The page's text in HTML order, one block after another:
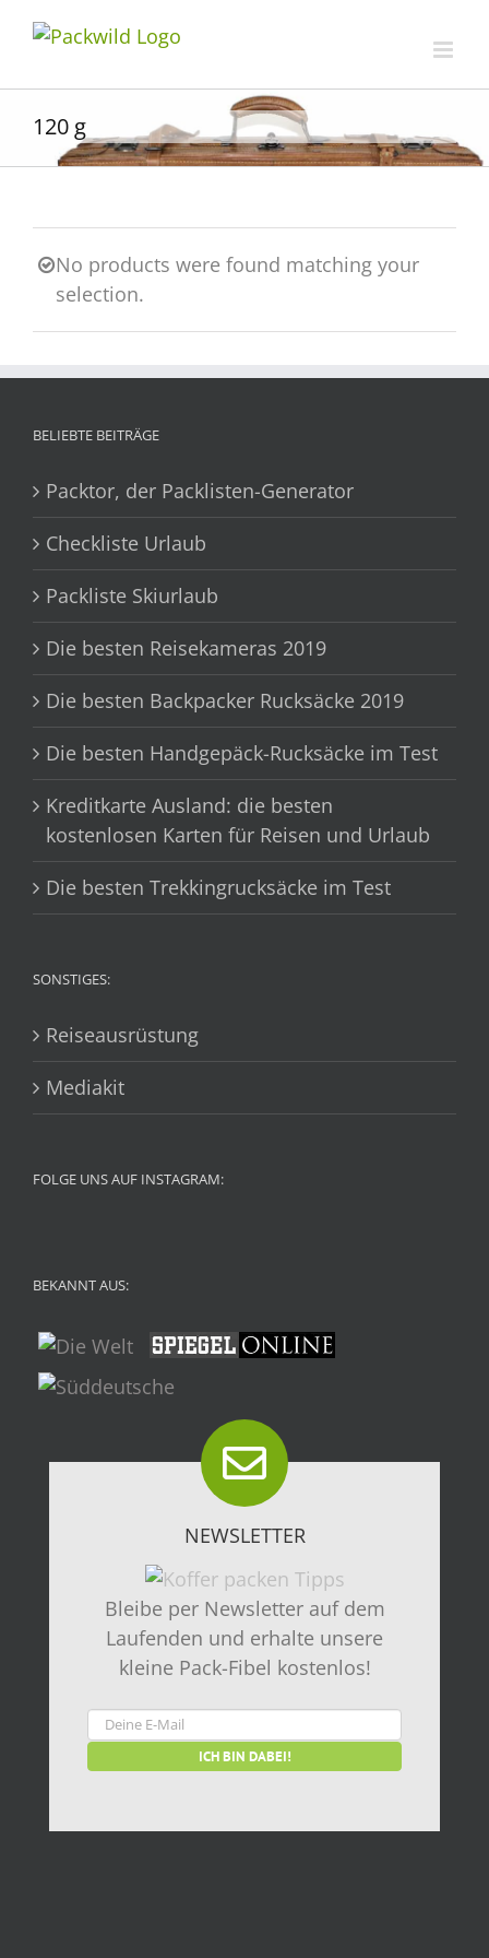
Inhalt
120 g
No products were found matching your
selection.
BELIEBTE BEITRÄGE
Packtor, der Packlisten-Generator
Checkliste Urlaub
Packliste Skiurlaub
Die besten Reisekameras 2019
Die besten Backpacker Rucksäcke 2019
Die besten Handgepäck-Rucksäcke im Test
Kreditkarte Ausland: die besten
kostenlosen Karten für Reisen und Urlaub
Die besten Trekkingrucksäcke im Test
SONSTIGES:
Reiseausrüstung
Mediakit
FOLGE UNS AUF INSTAGRAM:
BEKANNT AUS:
NEWSLETTER
Bleibe per Newsletter auf dem
Laufenden und erhalte unsere
kleine Pack-Fibel kostenlos!